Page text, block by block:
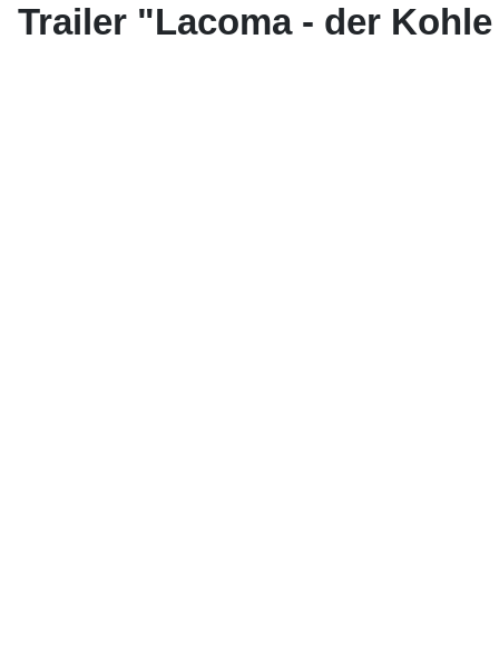
Trailer "Lacoma - der